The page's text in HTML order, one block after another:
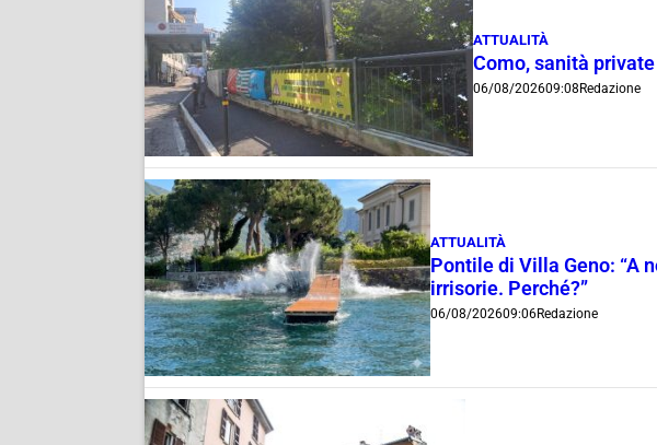
ATTUALITÀ
Como, sanità
06/08/202609:08 Redazione
ATTUALITÀ
Pontile di Villa Geno: “A
irrisorie. Perché?”
06/08/202609:06Redazione